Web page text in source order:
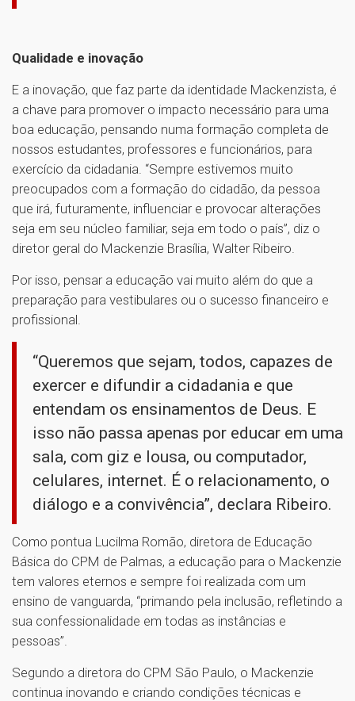
Qualidade e inovação
E a inovação, que faz parte da identidade Mackenzista, é
a chave para promover o impacto necessário para uma
boa educação, pensando numa formação completa de
nossos estudantes, professores e funcionários, para
exercício da cidadania. “Sempre estivemos muito
preocupados com a formação do cidadão, da pessoa
que irá, futuramente, influenciar e provocar alterações
seja em seu núcleo familiar, seja em todo o país”, diz o
diretor geral do Mackenzie Brasília, Walter Ribeiro.
Por isso, pensar a educação vai muito além do que a
preparação para vestibulares ou o sucesso financeiro e
profissional.
“Queremos que sejam, todos, capazes de
exercer e difundir a cidadania e que
entendam os ensinamentos de Deus. E
isso não passa apenas por educar em uma
sala, com giz e lousa, ou computador,
celulares, internet. É o relacionamento, o
diálogo e a convivência”, declara Ribeiro.
Como pontua Lucilma Romão, diretora de Educação
Básica do CPM de Palmas, a educação para o Mackenzie
tem valores eternos e sempre foi realizada com um
ensino de vanguarda, “primando pela inclusão, refletindo a
sua confessionalidade em todas as instâncias e
pessoas”.
Segundo a diretora do CPM São Paulo, o Mackenzie
continua inovando e criando condições técnicas e